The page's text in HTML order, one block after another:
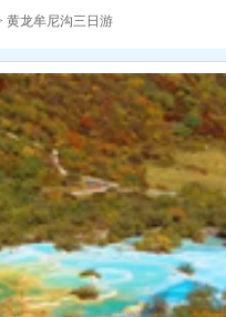
黄龙牟尼沟三日游